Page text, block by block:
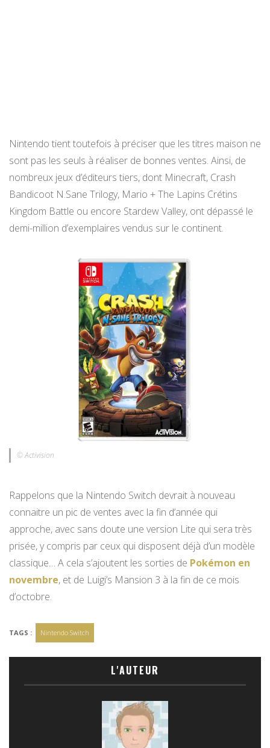
Nintendo tient toutefois à préciser que les titres maison ne
sont pas les seuls à réaliser de bonnes ventes. Ainsi, de
nombreux jeux d’éditeurs tiers, dont Minecraft, Crash
Bandicoot N.Sane Trilogy, Mario + The Lapins Crétins
Kingdom Battle ou encore Stardew Valley, ont dépassé le
demi-million d’exemplaires vendus sur le continent.
© Activision
Rappelons que la Nintendo Switch devrait à nouveau
connaitre un pic de ventes avec la fin d’année qui
approche, avec sans doute une version Lite qui sera très
prisée, y compris par ceux qui disposent déjà d’un modèle
classique… A cela s’ajoutent les sorties de Pokémon en
novembre, et de Luigi’s Mansion 3 à la fin de ce mois
d’octobre.
TAGS : Nintendo Switch
L'AUTEUR